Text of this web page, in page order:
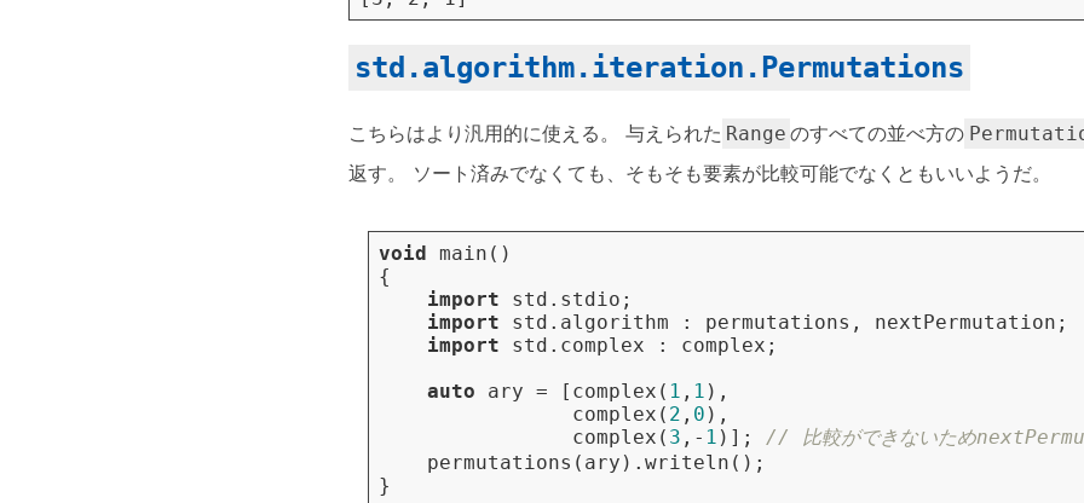
std.algorithm.iteration.Permutations
こちらはより汎用的に使える。 与えられた Range のすべての並べ方の
返す。 ソート済みでなくても、そもそも要素が比較可能でなくともいいようだ。
void main ()
{
import
std.stdio ;
import
std.algorithm : permutations , nextPermutation ;
import
std.complex : complex ;
auto
ary = [ complex ( 1 , 1 ),
complex ( 2 , 0 ),
complex ( 3 ,- 1 )];
// 比較ができないため
permutations ( ary ). writeln ();
}